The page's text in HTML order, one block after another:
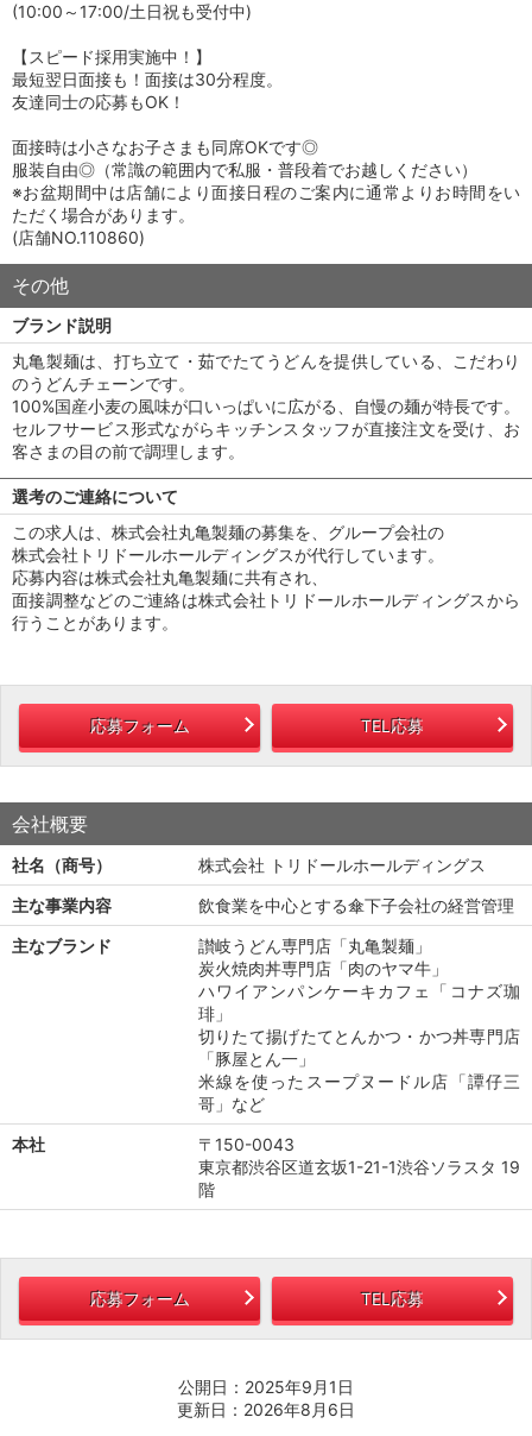
(10:00～17:00/土日祝も受付中)
【スピード採用実施中！】
最短翌日面接も！面接は30分程度。
友達同士の応募もOK！
面接時は小さなお子さまも同席OKです◎
服装自由◎（常識の範囲内で私服・普段着でお越しください）
※お盆期間中は店舗により面接日程のご案内に通常よりお時間をい
ただく場合があります。
(店舗NO.110860)
その他
ブランド説明
丸亀製麺は、打ち立て・茹でたてうどんを提供している、こだわり
のうどんチェーンです。
100%国産小麦の風味が口いっぱいに広がる、自慢の麺が特長です。
セルフサービス形式ながらキッチンスタッフが直接注文を受け、お
客さまの目の前で調理します。
選考のご連絡について
この求人は、株式会社丸亀製麺の募集を、グループ会社の
株式会社トリドールホールディングスが代行しています。
応募内容は株式会社丸亀製麺に共有され、
面接調整などのご連絡は株式会社トリドールホールディングスから
行うことがあります。
応募フォーム TEL応募
会社概要
社名（商号）
株式会社 トリドールホールディングス
主な事業内容
飲食業を中心とする傘下子会社の経営管理
主なブランド
讃岐うどん専門店「丸亀製麺」
炭火焼肉丼専門店「肉のヤマ牛」
ハワイアンパンケーキカフェ「コナズ珈
琲」
切りたて揚げたてとんかつ・かつ丼専門店
「豚屋とん一」
米線を使ったスープヌードル店「譚仔三
哥」など
本社
〒150-0043
東京都渋谷区道玄坂1-21-1渋谷ソラスタ 19
階
応募フォーム TEL応募
公開日：2025年9月1日
更新日：2026年8月6日